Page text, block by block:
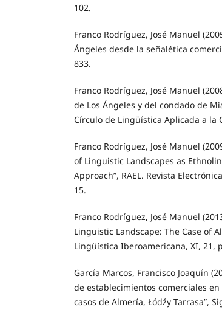
102.
Franco Rodríguez, José Manuel
Ángeles desde la señalética
833.
Franco Rodríguez, José Manuel
de Los Ángeles y del condado de
Círculo de Lingüística Aplicada a la
Franco Rodríguez, José Manuel
of Linguistic Landscapes as
Approach”, RAEL. Revista
15.
Franco Rodríguez, José Manuel
Linguistic Landscape: The Case of
Lingüística Iberoamericana, XI, 21,
García Marcos, Francisco Joaquín
de establecimientos comerciales
casos de Almería, Łódźy Tarrasa”,